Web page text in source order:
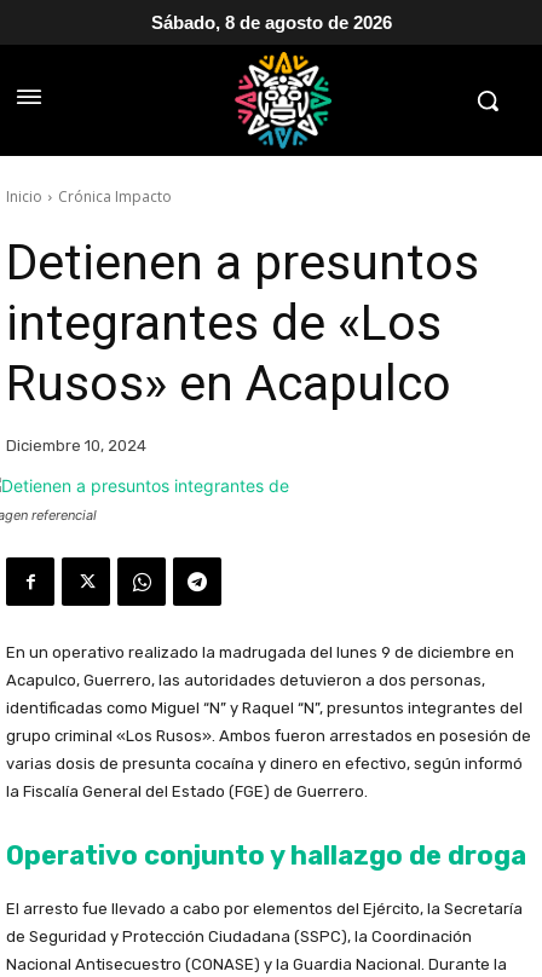
Sábado, 8 de agosto de 2026
Inicio Crónica Impacto
Detienen a presuntos
integrantes de «Los
Rusos» en Acapulco
Diciembre 10, 2024
referencial
En un operativo realizado la madrugada del lunes 9 de diciembre en
Acapulco, Guerrero, las autoridades detuvieron a dos personas,
identificadas como Miguel “N” y Raquel “N”, presuntos integrantes del
grupo criminal «Los Rusos». Ambos fueron arrestados en posesión de
varias dosis de presunta cocaína y dinero en efectivo, según informó
la Fiscalía General del Estado (FGE) de Guerrero.
Operativo conjunto y hallazgo de droga
El arresto fue llevado a cabo por elementos del Ejército, la Secretaría
de Seguridad y Protección Ciudadana (SSPC), la Coordinación
Nacional Antisecuestro (CONASE) y la Guardia Nacional. Durante la